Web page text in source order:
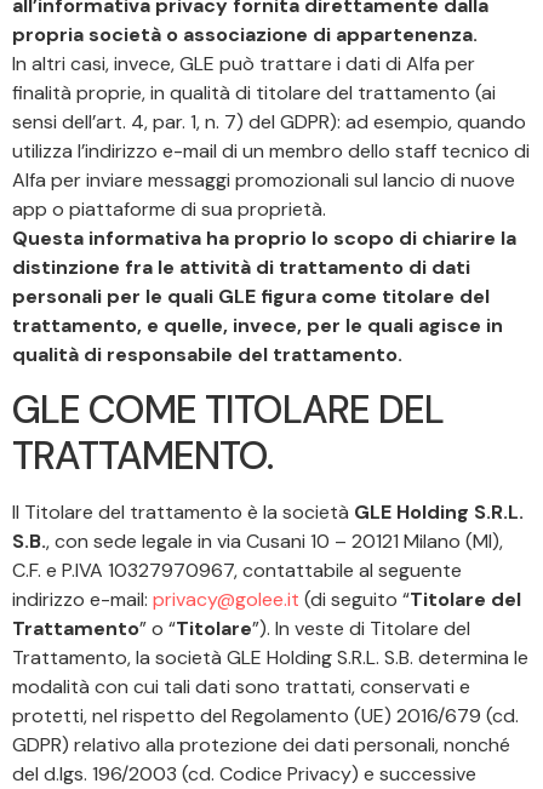
all’informativa privacy fornita direttamente dalla
propria società o associazione di appartenenza.
In altri casi, invece, GLE può trattare i dati di Alfa per
finalità proprie, in qualità di titolare del trattamento (ai
sensi dell’art. 4, par. 1, n. 7) del GDPR): ad esempio, quando
utilizza l’indirizzo e-mail di un membro dello staff tecnico di
Alfa per inviare messaggi promozionali sul lancio di nuove
app o piattaforme di sua proprietà.
Questa informativa ha proprio lo scopo di chiarire la
distinzione fra le attività di trattamento di dati
personali per le quali GLE figura come titolare del
trattamento, e quelle, invece, per le quali agisce in
qualità di responsabile del trattamento.
GLE COME TITOLARE DEL
TRATTAMENTO.
Il Titolare del trattamento è la società GLE Holding S.R.L.
S.B., con sede legale in via Cusani 10 – 20121 Milano (MI),
C.F. e P.IVA 10327970967, contattabile al seguente
indirizzo e-mail: privacy@golee.it (di seguito “Titolare del
Trattamento” o “Titolare”). In veste di Titolare del
Trattamento, la società GLE Holding S.R.L. S.B. determina le
modalità con cui tali dati sono trattati, conservati e
protetti, nel rispetto del Regolamento (UE) 2016/679 (cd.
GDPR) relativo alla protezione dei dati personali, nonché
del d.lgs. 196/2003 (cd. Codice Privacy) e successive